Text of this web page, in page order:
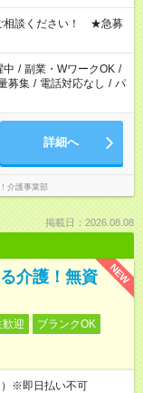
相談ください！ ★急募
中 / 副業・WワークOK /
募集 / 電話対応なし / パ
詳細へ
介護事業部
掲載日：2026.08.08
NEW
介護！無資
歓迎
ブランクOK
※即日払い不可